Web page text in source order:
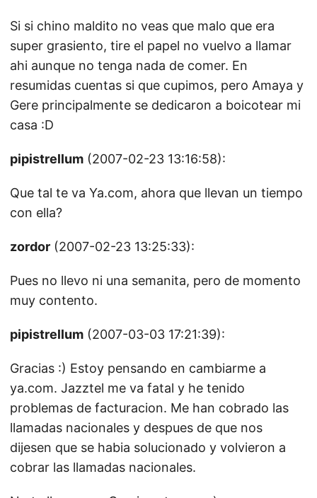
Si si chino maldito no veas que malo que era
super grasiento, tire el papel no vuelvo a llamar
ahi aunque no tenga nada de comer. En
resumidas cuentas si que cupimos, pero Amaya y
Gere principalmente se dedicaron a boicotear mi
casa :D
pipistrellum (2007-02-23 13:16:58):
Que tal te va Ya.com, ahora que llevan un tiempo
con ella?
zordor (2007-02-23 13:25:33):
Pues no llevo ni una semanita, pero de momento
muy contento.
pipistrellum (2007-03-03 17:21:39):
Gracias :) Estoy pensando en cambiarme a
ya.com. Jazztel me va fatal y he tenido
problemas de facturacion. Me han cobrado las
llamadas nacionales y despues de que nos
dijesen que se habia solucionado y volvieron a
cobrar las llamadas nacionales.